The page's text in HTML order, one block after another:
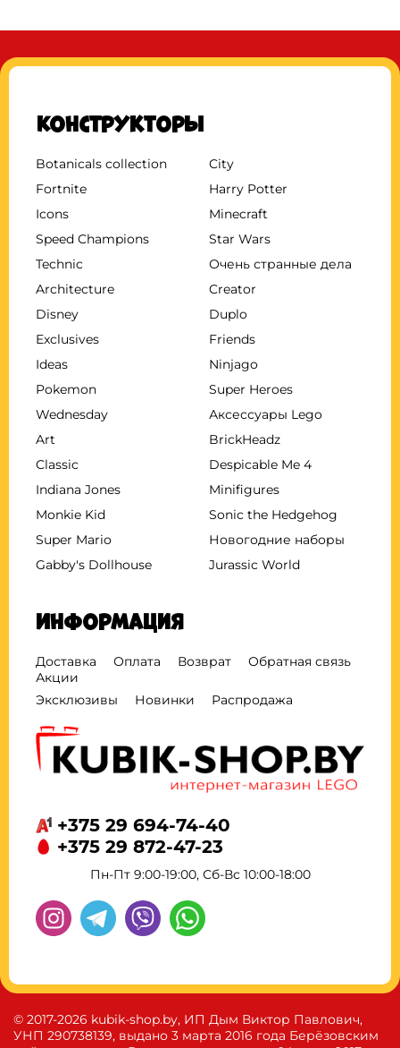
Конструкторы
Botanicals collection
City
Fortnite
Harry Potter
Icons
Minecraft
Speed Champions
Star Wars
Technic
Очень странные дела
Architecture
Creator
Disney
Duplo
Exclusives
Friends
Ideas
Ninjago
Pokemon
Super Heroes
Wednesday
Аксессуары Lego
Art
BrickHeadz
Classic
Despicable Me 4
Indiana Jones
Minifigures
Monkie Kid
Sonic the Hedgehog
Super Mario
Новогодние наборы
Gabby's Dollhouse
Jurassic World
Информация
Доставка Оплата Возврат
Обратная связь
Акции
Эксклюзивы
Новинки Распродажа
+375 29 694-74-40
+375 29 872-47-23
Пн-Пт 9:00-19:00, Сб-Вс 10:00-18:00
© 2017-2026 kubik-shop.by, ИП Дым Виктор Павлович,
УНП 290738139, выдано 3 марта 2016 года Берёзовским